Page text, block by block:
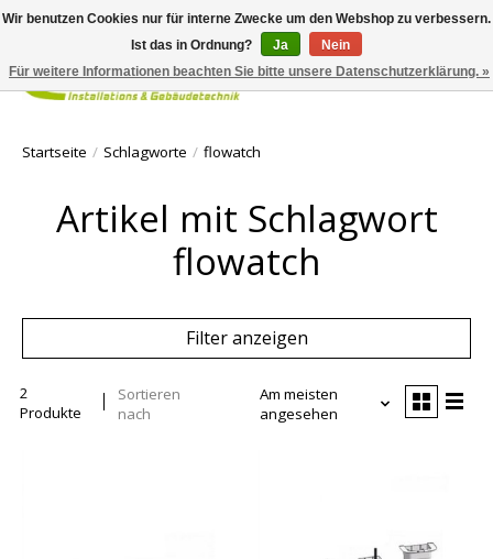
Ihr
Startseite / Schlagworte / flowatch
Artikel mit Schlagwort
flowatch
Filter anzeigen
2
Produkte
Sortieren
nach
Am meisten
angesehen
Wir benutzen Cookies nur für interne Zwecke um den Webshop zu verbessern.
Ist das in Ordnung?
Ja
Nein
Für weitere Informationen beachten Sie bitte unsere Datenschutzerklärung. »